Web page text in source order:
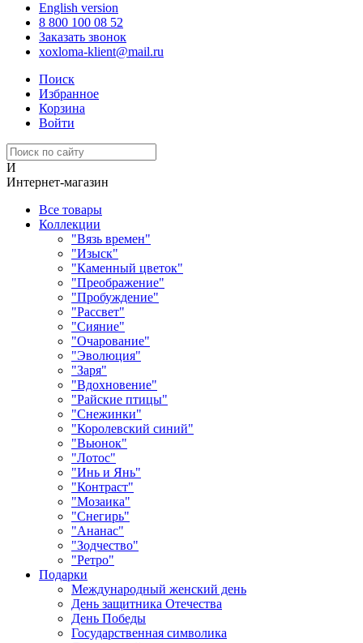
English version
8 800 100 08 52
Заказать звонок
xoxloma-klient@mail.ru
Поиск
Избранное
Корзина
Войти
И
Интернет-магазин
Все товары
Коллекции
"Вязь времен"
"Изыск"
"Каменный цветок"
"Преображение"
"Пробуждение"
"Рассвет"
"Сияние"
"Очарование"
"Эволюция"
"Заря"
"Вдохновение"
"Райские птицы"
"Снежинки"
"Королевский синий"
"Вьюнок"
"Лотос"
"Инь и Янь"
"Контраст"
"Мозаика"
"Снегирь"
"Ананас"
"Зодчество"
"Ретро"
Подарки
Международный женский день
День защитника Отечества
День Победы
Государственная символика